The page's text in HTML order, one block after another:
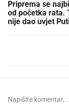
Priprema se
od početka rata.
nije dao uvjet